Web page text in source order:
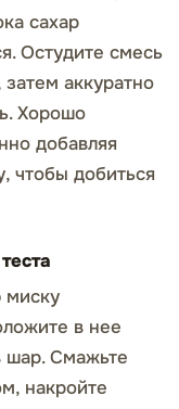
сахар
Остудите смесь
аккуратно
Хорошо
добавляя
чтобы добиться
в нее
шар. Смажьте
накройте